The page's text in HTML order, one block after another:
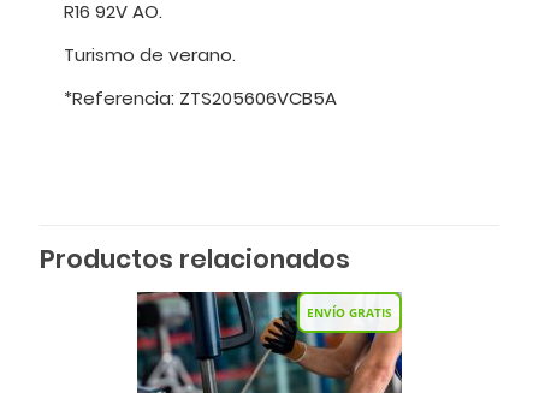
R16 92V AO.
Turismo de verano.
*Referencia: ZTS205606VCB5A
Productos relacionados
ENVÍO GRATIS